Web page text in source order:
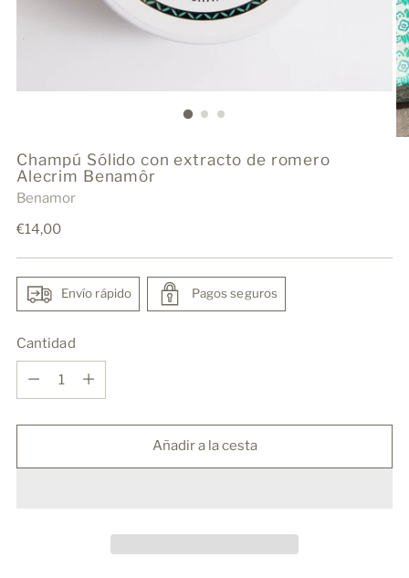
Champú Sólido con extracto de romero
Alecrim Benamôr
Benamor
Precio
€14,00
Envío rápido Pagos seguros
Cantidad
Cantidad
Añadir a la cesta